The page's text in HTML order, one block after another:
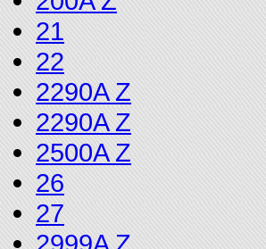
21
22
2290A Z
2290A Z
2500A Z
26
27